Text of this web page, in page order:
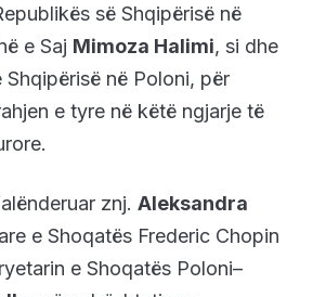
së Shqipërisë në
e Saj Mimoza Halimi, si dhe
Shqipërisë në Poloni, për
e tyre në këtë ngjarje të
znj. Aleksandra
e Shoqatës Frederic Chopin
e Shoqatës Poloni–